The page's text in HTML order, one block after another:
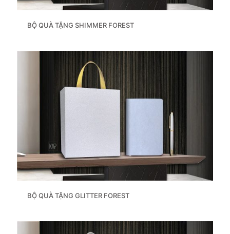
BỘ QUÀ TẶNG SHIMMER FOREST
BỘ QUÀ TẶNG GLITTER FOREST